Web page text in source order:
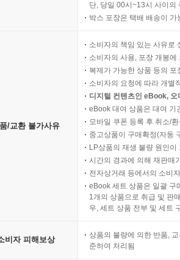
단, 당일 00시~13시 사이의
박스 포장은 택배 배송이
/교환 불가사유
소비자의 책임 있는 사유로
소비자의 사용, 포장 개봉
복제가 가능한 상품 등의
소비자의 요청에 따라 개별
디지털 컨텐츠인 eBook,
eBook 대여 상품은 대여 기
모바일 쿠폰 등록 후 취소/
중고상품이 구매확정(자동
LP상품의 재생 불량 원인
시간의 경과에 의해 재판매
전자상거래 등에서의 소비
eBook 세트 상품은 일괄 구
1개의 상품으로 취급 및 판
우, 세트 상품 전부 및 세트
비자 피해보상
상품의 불량에 의한 반품,
준하여 처리됨